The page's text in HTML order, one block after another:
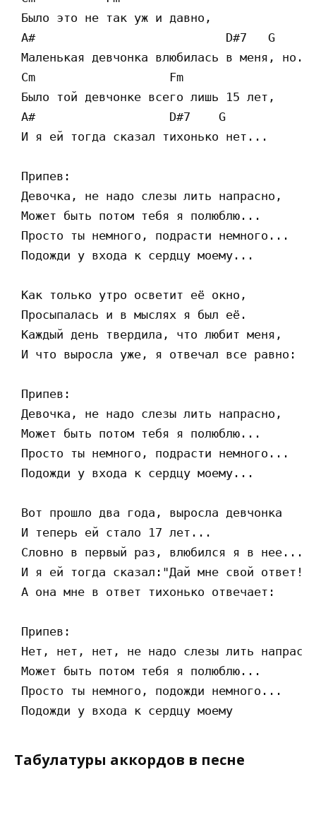
Было это не так уж и давно,
A#	                      D#7   G
Маленькая девчонка влюбилась в меня,
Cm	              Fm
Было той девчонке всего лишь 15 лет,
A#	              D#7    G
И я ей тогда сказал тихонько нет...
Припев:
Девочка, не надо слезы лить напрасно,
Может быть потом тебя я полюблю...
Просто ты немного, подрасти немного...
Подожди у входа к сердцу моему...
Как только утро осветит её окно,
Просыпалась и в мыслях я был её.
Каждый день твердила, что любит меня,
И что выросла уже, я отвечал все равно:
Припев:
Девочка, не надо слезы лить напрасно,
Может быть потом тебя я полюблю...
Просто ты немного, подрасти немного...
Подожди у входа к сердцу моему...
Вот прошло два года, выросла девчонка
И теперь ей стало 17 лет...
Словно в первый раз, влюбился я в нее...
И я ей тогда сказал:"Дай мне свой
А она мне в ответ тихонько отвечает:
Припев:
Нет, нет, нет, не надо слезы лить
Может быть потом тебя я полюблю...
Просто ты немного, подожди немного...
Табулатуры аккордов в песне